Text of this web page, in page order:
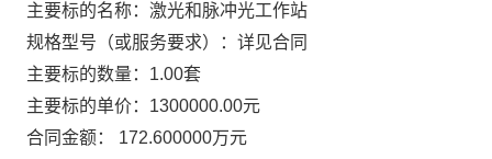
主要标的名称：激光和脉冲光工作站
规格型号（或服务要求）：详见合同
主要标的数量：1.00套
主要标的单价：1300000.00元
合同金额： 172.600000万元